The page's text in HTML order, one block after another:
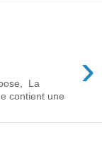
›
La
contient une